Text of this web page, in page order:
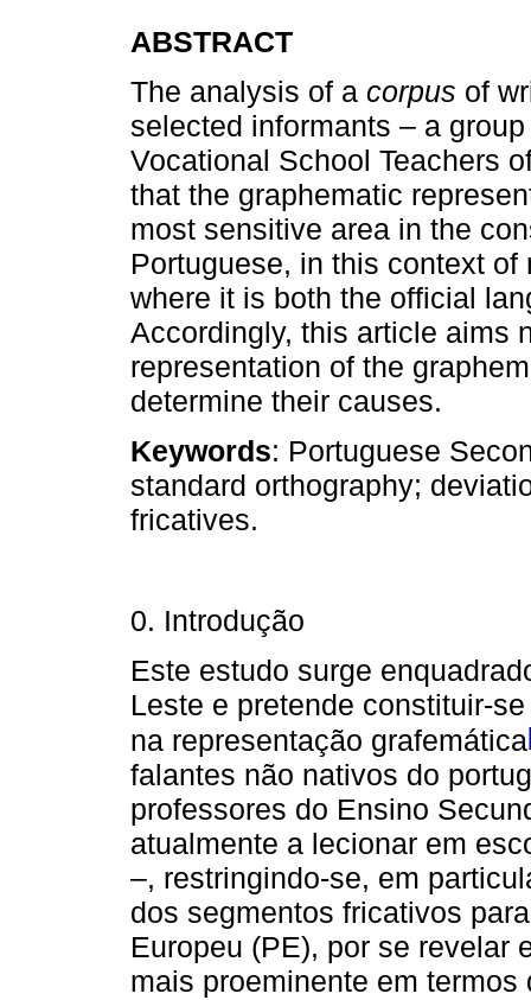
ABSTRACT
The analysis of a corpus of
selected informants – a
Vocational School Teachers
that the graphematic
most sensitive area in the
Portuguese, in this context
where it is both the official
Accordingly, this article aims
representation of the
determine their causes.
Keywords: Portuguese
standard orthography;
fricatives.
0. Introdução
Este estudo surge
Leste e pretende constituir-
na representação grafemática
falantes não nativos do
professores do Ensino
atualmente a lecionar em
–, restringindo-se, em
dos segmentos fricativos
Europeu (PE), por se revelar
mais proeminente em